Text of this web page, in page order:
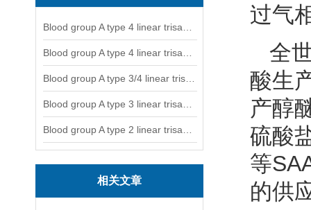
相关文章
过气
全
酸生
产醇
硫酸
等
的供